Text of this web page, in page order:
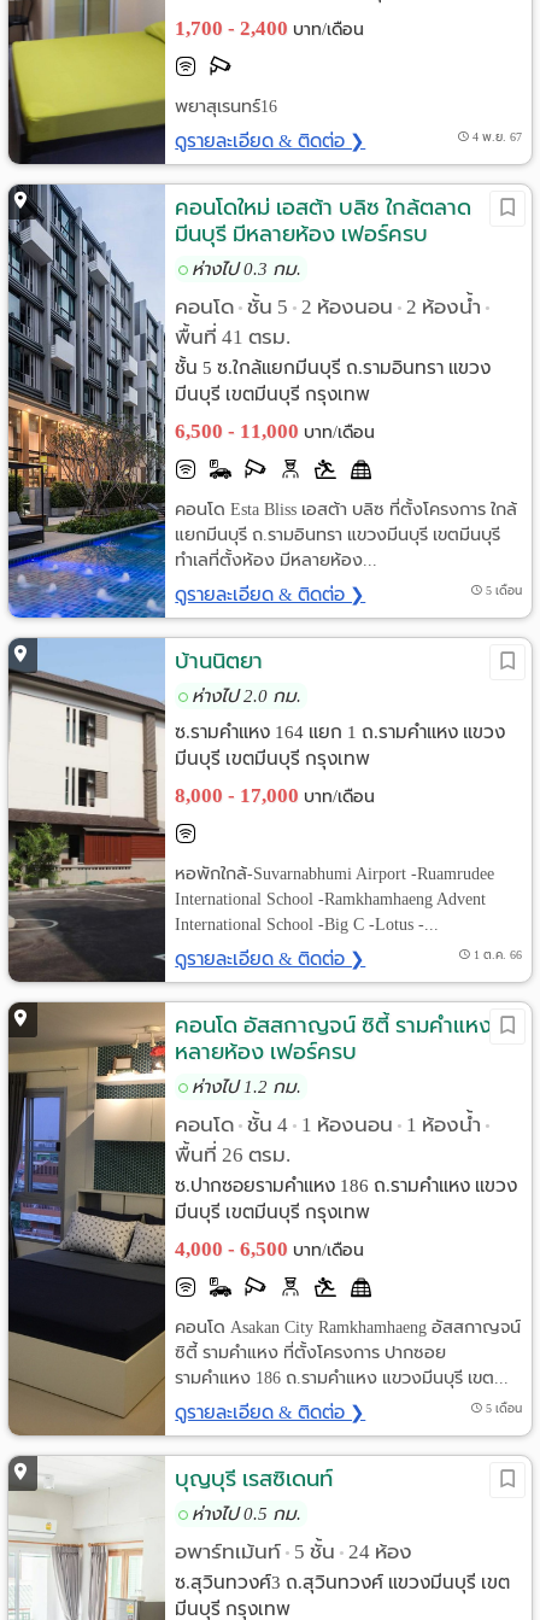
1,700 - 2,400 บาท/เดือน
พยาสุเรนทร์16
ดูรายละเอียด & ติดต่อ ❯ 4 พ.ย. 67
คอนโดใหม่ เอสต้า บลิซ ใกล้ตลาด
มีนบุรี มีหลายห้อง เฟอร์ครบ
ห่างไป 0.3 กม.
คอนโด • ชั้น 5 • 2 ห้องนอน • 2 ห้องน้ำ •
พื้นที่ 41 ตรม.
ชั้น 5 ซ.ใกล้แยกมีนบุรี ถ.รามอินทรา แขวง
มีนบุรี เขตมีนบุรี กรุงเทพ
6,500 - 11,000 บาท/เดือน
คอนโด Esta Bliss เอสต้า บลิซ ที่ตั้งโครงการ ใกล้
แยกมีนบุรี ถ.รามอินทรา แขวงมีนบุรี เขตมีนบุรี
ทำเลที่ตั้งห้อง มีหลายห้อง...
ดูรายละเอียด & ติดต่อ ❯ 5 เดือน
บ้านนิตยา
ห่างไป 2.0 กม.
ซ.รามคำแหง 164 แยก 1 ถ.รามคำแหง แขวง
มีนบุรี เขตมีนบุรี กรุงเทพ
8,000 - 17,000 บาท/เดือน
หอพักใกล้-Suvarnabhumi Airport -Ruamrudee
International School -Ramkhamhaeng Advent
International School -Big C -Lotus -...
ดูรายละเอียด & ติดต่อ ❯ 1 ต.ค. 66
คอนโด อัสสกาญจน์ ซิตี้ รามคำแหง มี
หลายห้อง เฟอร์ครบ
ห่างไป 1.2 กม.
คอนโด • ชั้น 4 • 1 ห้องนอน • 1 ห้องน้ำ •
พื้นที่ 26 ตรม.
ซ.ปากซอยรามคำแหง 186 ถ.รามคำแหง แขวง
มีนบุรี เขตมีนบุรี กรุงเทพ
4,000 - 6,500 บาท/เดือน
คอนโด Asakan City Ramkhamhaeng อัสสกาญจน์
ซิตี้ รามคำแหง ที่ตั้งโครงการ ปากซอย
รามคำแหง 186 ถ.รามคำแหง แขวงมีนบุรี เขต...
ดูรายละเอียด & ติดต่อ ❯ 5 เดือน
บุญบุรี เรสซิเดนท์
ห่างไป 0.5 กม.
อพาร์ทเม้นท์ • 5 ชั้น • 24 ห้อง
ซ.สุวินทวงศ์3 ถ.สุวินทวงศ์ แขวงมีนบุรี เขต
มีนบุรี กรุงเทพ